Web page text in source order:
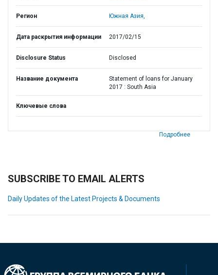
Регион Южная Азия,
Дата раскрытия информации 2017/02/15
Disclosure Status Disclosed
Название документа
Statement of loans for January
2017 : South Asia
Ключевые слова
Подробнее
SUBSCRIBE TO EMAIL ALERTS
Daily Updates of the Latest Projects & Documents